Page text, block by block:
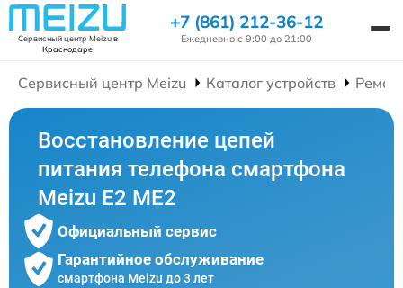
Сервисный центр Meizuв
Краснодаре
+7 (861) 212-36-12
Ежедневно с 9:00 до 21:00
Сервисный центр Meizu Каталог устройств
Восстановление цепей
питания телефона смартфона
Meizu E2 ME2
Официальный сервис
Гарантийное обслуживание
смартфона Meizu до 3 лет